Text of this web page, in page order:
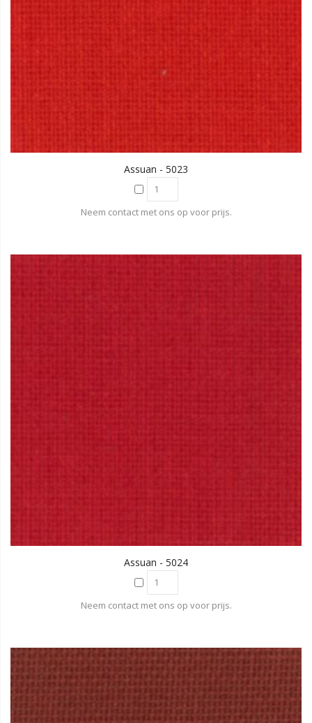
Assuan - 5023
Neem contact met ons op voor prijs.
Assuan - 5024
Neem contact met ons op voor prijs.